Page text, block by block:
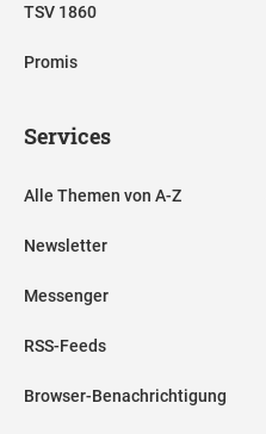
TSV 1860
Promis
Services
Alle Themen von A-Z
Newsletter
Messenger
RSS-Feeds
Browser-Benachrichtigung